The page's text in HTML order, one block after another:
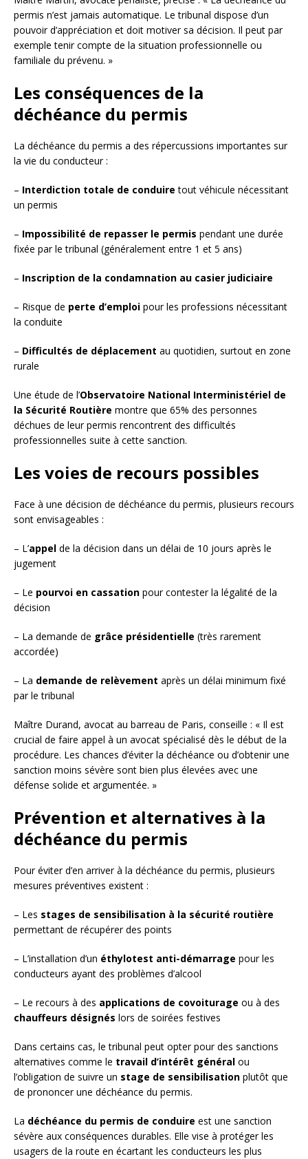
permis n’est jamais automatique. Le tribunal dispose d’un
pouvoir d’appréciation et doit motiver sa décision. Il peut par
exemple tenir compte de la situation professionnelle ou
familiale du prévenu. »
Les conséquences de la
déchéance du permis
La déchéance du permis a des répercussions importantes sur
la vie du conducteur :
– Interdiction totale de conduire tout véhicule nécessitant
un permis
– Impossibilité de repasser le permis pendant une durée
fixée par le tribunal (généralement entre 1 et 5 ans)
– Inscription de la condamnation au casier judiciaire
– Risque de perte d’emploi pour les professions nécessitant
la conduite
– Difficultés de déplacement au quotidien, surtout en zone
rurale
Une étude de l’Observatoire National Interministériel de
la Sécurité Routière montre que 65% des personnes
déchues de leur permis rencontrent des difficultés
professionnelles suite à cette sanction.
Les voies de recours possibles
Face à une décision de déchéance du permis, plusieurs recours
sont envisageables :
– L’appel de la décision dans un délai de 10 jours après le
jugement
– Le pourvoi en cassation pour contester la légalité de la
décision
– La demande de grâce présidentielle (très rarement
accordée)
– La demande de relèvement après un délai minimum fixé
par le tribunal
Maître Durand, avocat au barreau de Paris, conseille : « Il est
crucial de faire appel à un avocat spécialisé dès le début de la
procédure. Les chances d’éviter la déchéance ou d’obtenir une
sanction moins sévère sont bien plus élevées avec une
défense solide et argumentée. »
Prévention et alternatives à la
déchéance du permis
Pour éviter d’en arriver à la déchéance du permis, plusieurs
mesures préventives existent :
– Les stages de sensibilisation à la sécurité routière
permettant de récupérer des points
– L’installation d’un éthylotest anti-démarrage pour les
conducteurs ayant des problèmes d’alcool
– Le recours à des applications de covoiturage ou à des
chauffeurs désignés lors de soirées festives
Dans certains cas, le tribunal peut opter pour des sanctions
alternatives comme le travail d’intérêt général ou
l’obligation de suivre un stage de sensibilisation plutôt que
de prononcer une déchéance du permis.
La déchéance du permis de conduire est une sanction
sévère aux conséquences durables. Elle vise à protéger les
usagers de la route en écartant les conducteurs les plus